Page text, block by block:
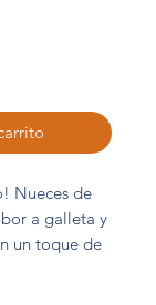
Nueces de
a galleta y
un toque de